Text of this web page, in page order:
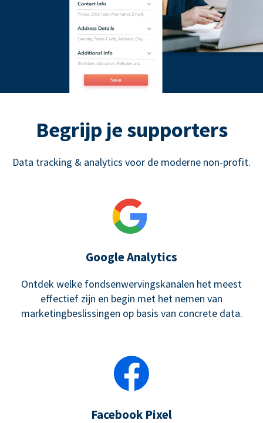
Begrijp je supporters
Data tracking & analytics voor de moderne non-profit.
Google Analytics
Ontdek welke fondsenwervingskanalen het meest
effectief zijn en begin met het nemen van
marketingbeslissingen op basis van concrete data.
Facebook Pixel